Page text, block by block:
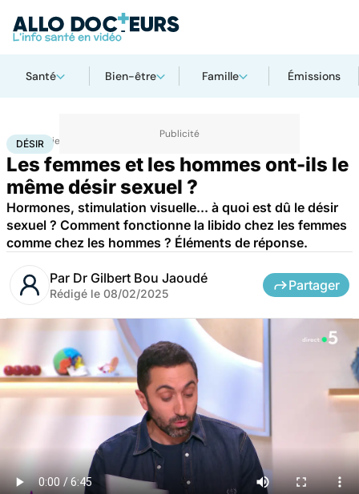
Santé Bien-être Famille Émissions
Accueil Bien-être
DÉSIR
Les femmes et les hommes ont-ils le
même désir sexuel ?
Hormones, stimulation visuelle... à quoi est dû le désir
sexuel ? Comment fonctionne la libido chez les femmes
comme chez les hommes ? Éléments de réponse.
Par Dr Gilbert Bou Jaoudé
Rédigé le 08/02/2025
Partager